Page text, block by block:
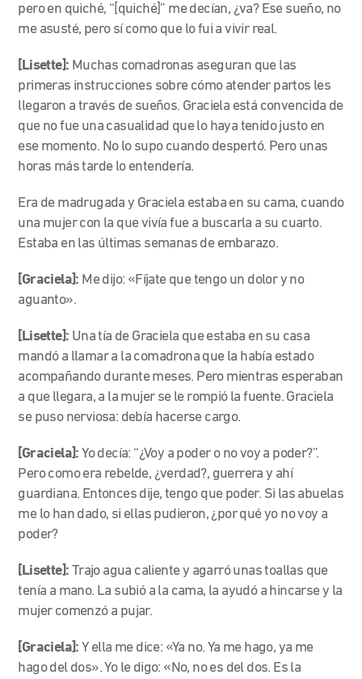
pero en quiché, “[quiché]” me decían, ¿va? Ese sueño, no
me asusté, pero sí como que lo fui a vivir real.
[Lisette]: Muchas comadronas aseguran que las
primeras instrucciones sobre cómo atender partos les
llegaron a través de sueños. Graciela está convencida de
que no fue una casualidad que lo haya tenido justo en
ese momento. No lo supo cuando despertó. Pero unas
horas más tarde lo entendería.
Era de madrugada y Graciela estaba en su cama, cuando
una mujer con la que vivía fue a buscarla a su cuarto.
Estaba en las últimas semanas de embarazo.
[Graciela]: Me dijo: «Fíjate que tengo un dolor y no
aguanto».
[Lisette]: Una tía de Graciela que estaba en su casa
mandó a llamar a la comadrona que la había estado
acompañando durante meses. Pero mientras esperaban
a que llegara, a la mujer se le rompió la fuente. Graciela
se puso nerviosa: debía hacerse cargo.
[Graciela]: Yo decía: “¿Voy a poder o no voy a poder?”.
Pero como era rebelde, ¿verdad?, guerrera y ahí
guardiana. Entonces dije, tengo que poder. Si las abuelas
me lo han dado, si ellas pudieron, ¿por qué yo no voy a
poder?
[Lisette]: Trajo agua caliente y agarró unas toallas que
tenía a mano. La subió a la cama, la ayudó a hincarse y la
mujer comenzó a pujar.
[Graciela]:Y ella me dice: «Ya no. Ya me hago, ya me
hago del dos». Yo le digo: «No, no es del dos. Es la